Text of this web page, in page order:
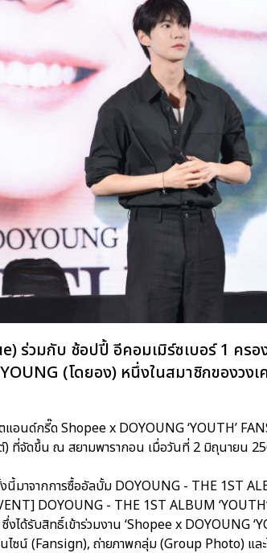
ร่วมกับ ช้อปปี้ อีคอมเมิร์ซเบอร์ 1 คร
(โดยอง) หนึ่งในสมาชิกของวง
อนด์กรี๊ด Shopee x DOYOUNG ‘YOUTH’
) ที่จัดขึ้น ณ สยามพารากอน เมื่อวันที่ 2 มิถุนายน
มาจากการซื้ออัลบั้ม DOYOUNG - THE 1ST
DOYOUNG - THE 1ST ALBUM
ด้รับสิทธิ์เข้าร่วมงาน ‘Shopee x DOYOUNG
ซน์ (Fansign), ถ่ายภาพกลุ่ม (Group Photo) แล